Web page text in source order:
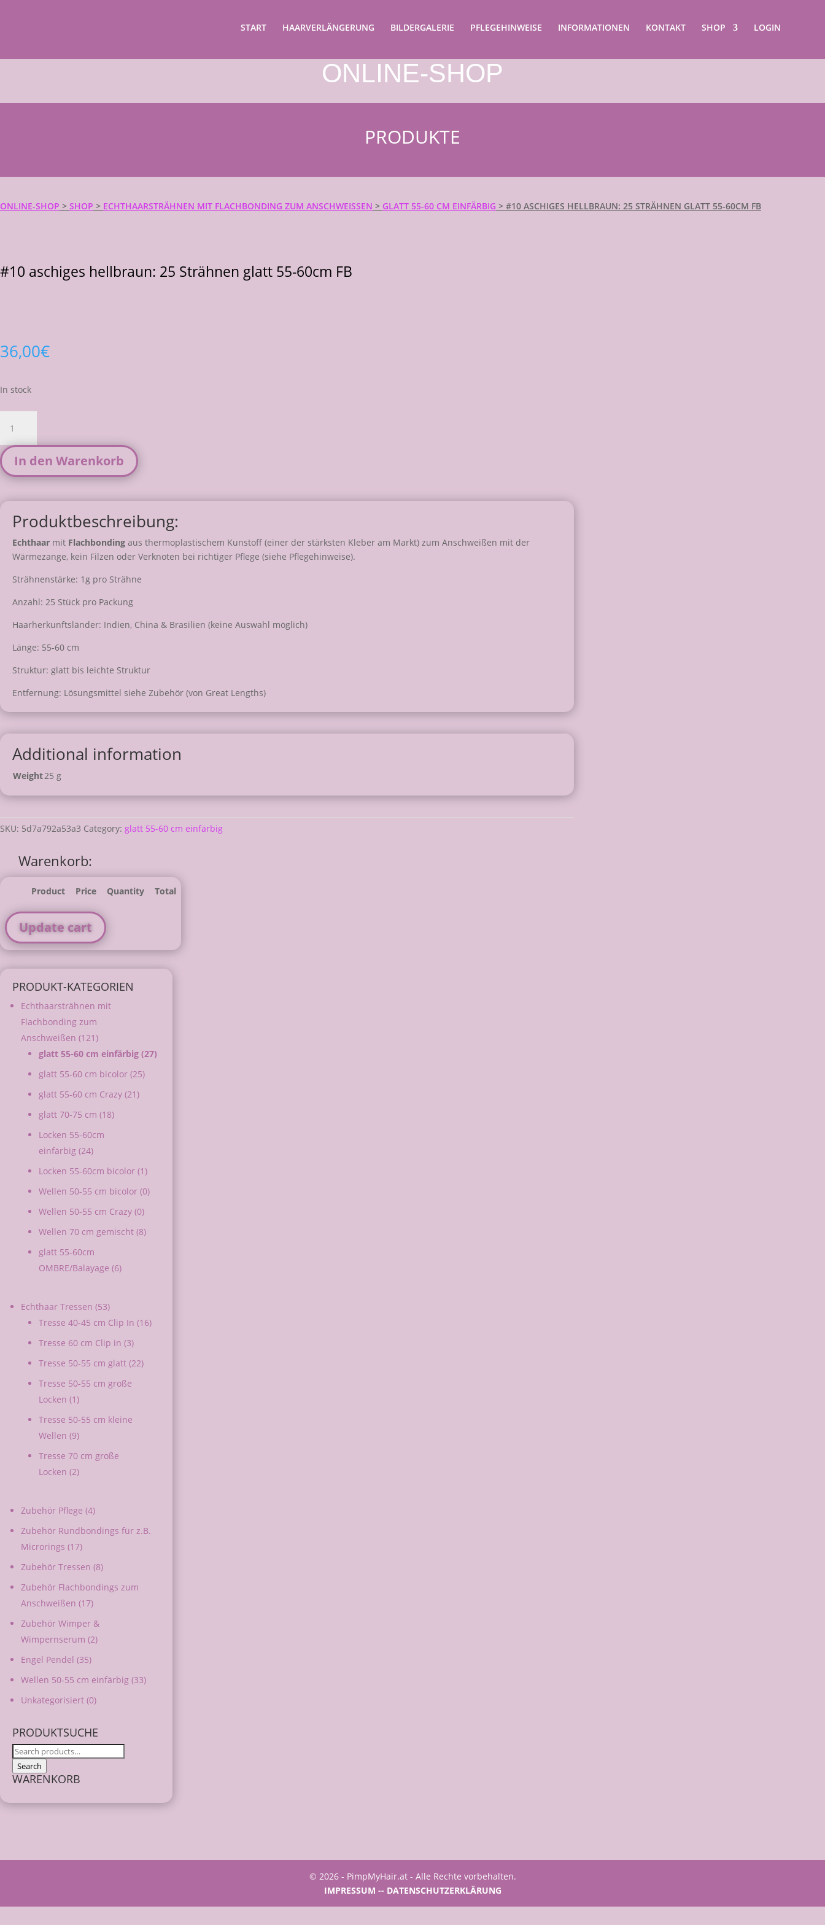
START HAARVERLÄNGERUNG BILDERGALERIE PFLEGEHINWEISE INFORMATIONEN KONTAKT SHOP LOGIN
ONLINE-SHOP
PRODUKTE
ONLINE-SHOP > SHOP > ECHTHAARSTRÄHNEN MIT FLACHBONDING ZUM ANSCHWEISSEN > GLATT 55-60 CM EINFÄRBIG > #10 ASCHIGES HELLBRAUN: 25 STRÄHNEN GLATT 55-60CM FB
#10 aschiges hellbraun: 25 Strähnen glatt 55-60cm FB
36,00€
In stock
aschiges
hellbraun:
25
Strähnen
55-
60cm
quantity
In den Warenkorb
Produktbeschreibung:
Echthaar mit Flachbonding aus thermoplastischem Kunstoff (einer der stärksten Kleber am Markt) zum Anschweißen mit der
Wärmezange, kein Filzen oder Verknoten bei richtiger Pflege (siehe Pflegehinweise).
Strähnenstärke: 1g pro Strähne
Anzahl: 25 Stück pro Packung
Haarherkunftsländer: Indien, China & Brasilien (keine Auswahl möglich)
Länge: 55-60 cm
Struktur: glatt bis leichte Struktur
Entfernung: Lösungsmittel siehe Zubehör (von Great Lengths)
Additional information
Weight25 g
SKU: 5d7a792a53a3 Category: glatt 55-60 cm einfärbig
Warenkorb:
Product Price Quantity Total
Update cart
PRODUKT-KATEGORIEN
Echthaarsträhnen mit
Flachbonding zum
Anschweißen (121)
glatt 55-60 cm einfärbig (27)
glatt 55-60 cm bicolor (25)
glatt 55-60 cm Crazy (21)
glatt 70-75 cm (18)
Locken 55-60cm
einfärbig (24)
Locken 55-60cm bicolor (1)
Wellen 50-55 cm bicolor (0)
Wellen 50-55 cm Crazy (0)
Wellen 70 cm gemischt (8)
glatt 55-60cm
OMBRE/Balayage (6)
Echthaar Tressen (53)
Tresse 40-45 cm Clip In (16)
Tresse 60 cm Clip in (3)
Tresse 50-55 cm glatt (22)
Tresse 50-55 cm große
Locken (1)
Tresse 50-55 cm kleine
Wellen (9)
Tresse 70 cm große
Locken (2)
Zubehör Pflege (4)
Zubehör Rundbondings für z.B.
Microrings (17)
Zubehör Tressen (8)
Zubehör Flachbondings zum
Anschweißen (17)
Zubehör Wimper &
Wimpernserum (2)
Engel Pendel (35)
Wellen 50-55 cm einfärbig (33)
Unkategorisiert (0)
PRODUKTSUCHE
Search
for:
Search
WARENKORB
© 2026 - PimpMyHair.at - Alle Rechte vorbehalten.
IMPRESSUM -- DATENSCHUTZERKLÄRUNG